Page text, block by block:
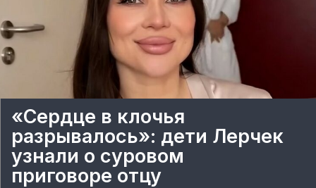
«Сердце в клочья
разрывалось»: дети Лерчек
узнали о суровом
приговоре отцу